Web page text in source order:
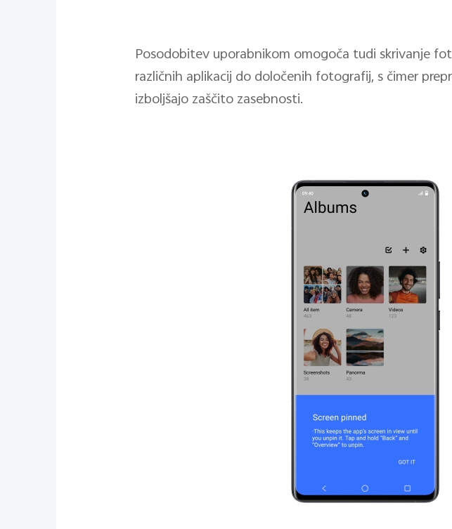
Posodobitev uporabnikom omogoča tudi skrivanje
različnih aplikacij do določenih fotografij, s čimer
izboljšajo zaščito zasebnosti.